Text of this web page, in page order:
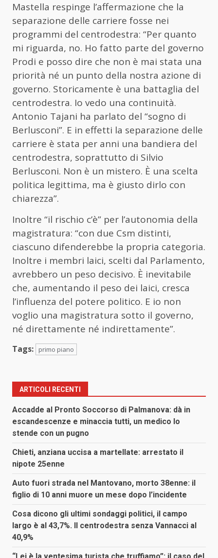
Mastella respinge l’affermazione che la
separazione delle carriere fosse nei
programmi del centrodestra: “Per quanto
mi riguarda, no. Ho fatto parte del governo
Prodi e posso dire che non è mai stata una
priorità né un punto della nostra azione di
governo. Storicamente è una battaglia del
centrodestra. Io vedo una continuità.
Antonio Tajani ha parlato del “sogno di
Berlusconi”. E in effetti la separazione delle
carriere è stata per anni una bandiera del
centrodestra, soprattutto di Silvio
Berlusconi. Non è un mistero. È una scelta
politica legittima, ma è giusto dirlo con
chiarezza”.
Inoltre “il rischio c’è” per l’autonomia della
magistratura: “con due Csm distinti,
ciascuno difenderebbe la propria categoria.
Inoltre i membri laici, scelti dal Parlamento,
avrebbero un peso decisivo. È inevitabile
che, aumentando il peso dei laici, cresca
l’influenza del potere politico. E io non
voglio una magistratura sotto il governo,
né direttamente né indirettamente”.
Tags: primo piano
ARTICOLI RECENTI
Accadde al Pronto Soccorso di Palmanova: dà in
escandescenze e minaccia tutti, un medico lo
stende con un pugno
Chieti, anziana uccisa a martellate: arrestato il
nipote 25enne
Auto fuori strada nel Mantovano, morto 38enne: il
figlio di 10 anni muore un mese dopo l’incidente
Cosa dicono gli ultimi sondaggi politici, il campo
largo è al 43,7%. Il centrodestra senza Vannacci al
40,9%